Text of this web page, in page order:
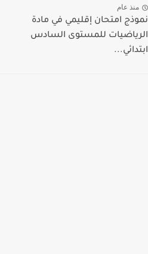
منذ عام
نموذج امتحان إقليمي في مادة
الرياضيات للمستوى السادس
ابتدائي...